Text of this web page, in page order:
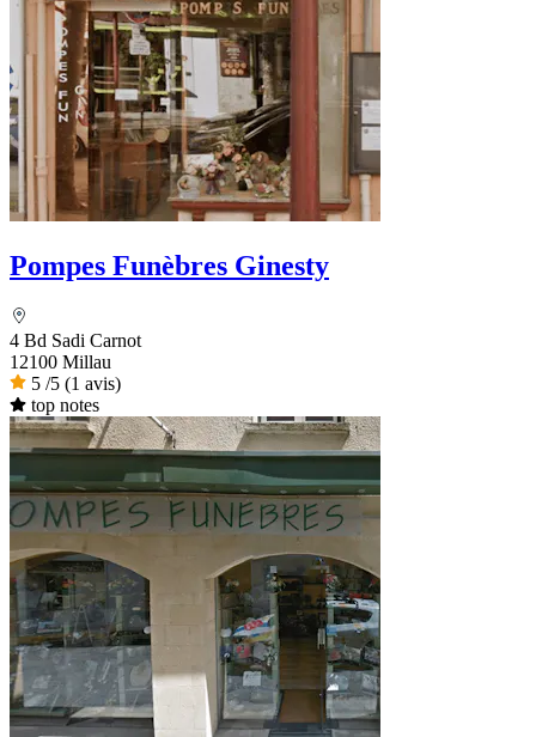
Pompes Funèbres Ginesty
4 Bd Sadi Carnot
12100 Millau
5 /5 (1 avis)
top notes